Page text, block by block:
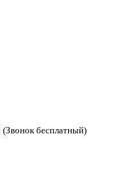
(Звонок бесплатный)